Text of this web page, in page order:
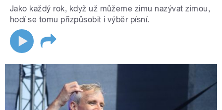
Jako každý rok, když už můžeme zimu nazývat zimou,
hodí se tomu přizpůsobit i výběr písní.